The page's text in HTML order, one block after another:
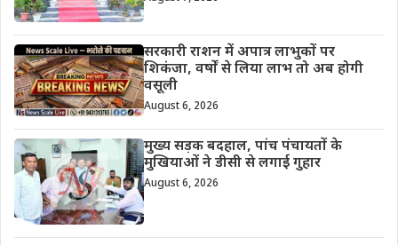
सरकारी राशन में अपात्र लाभुकों पर
शिकंजा, वर्षों से लिया लाभ तो अब होगी
वसूली
August 6, 2026
मुख्य सड़क बदहाल, पांच पंचायतों के
मुखियाओं ने डीसी से लगाई गुहार
August 6, 2026